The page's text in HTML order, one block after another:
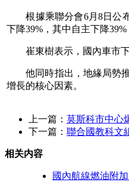
根據乘聯分會6月8日公
下降39%，其中自主下降
崔東樹表示，國內車市
他同時指出，地緣局勢
增長的核心因素。
上一篇： 莫斯科市中心
下一篇： 聯合國教科文
相关内容
國內航線燃油附